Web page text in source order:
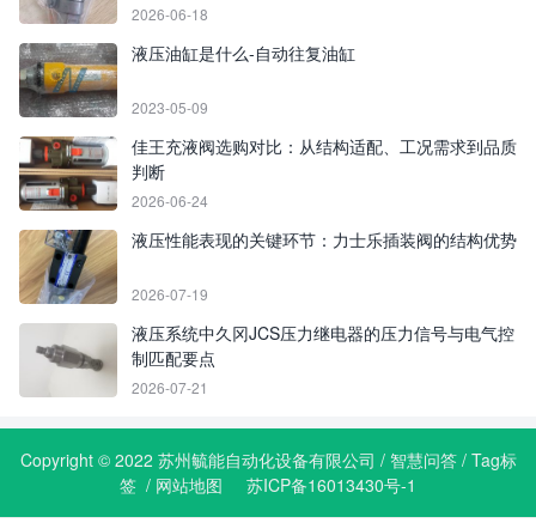
2026-06-18
液压油缸是什么-自动往复油缸
2023-05-09
佳王充液阀选购对比：从结构适配、工况需求到品质
判断
2026-06-24
液压性能表现的关键环节：力士乐插装阀的结构优势
2026-07-19
液压系统中久冈JCS压力继电器的压力信号与电气控
制匹配要点
2026-07-21
Copyright © 2022 苏州毓能自动化设备有限公司 / 智慧问答/ Tag标
签 / 网站地图 苏ICP备16013430号-1